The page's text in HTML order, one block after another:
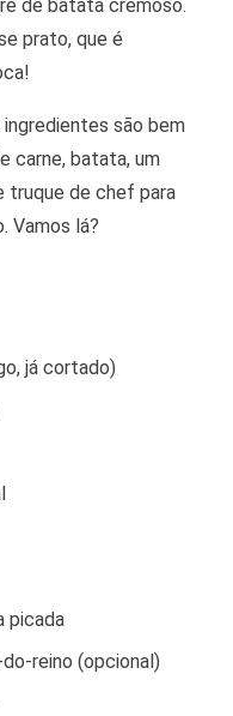
de batata cremoso.
prato, que é
são bem
carne, batata, um
truque de chef para
Vamos lá?
já cortado)
picada
reino (opcional)